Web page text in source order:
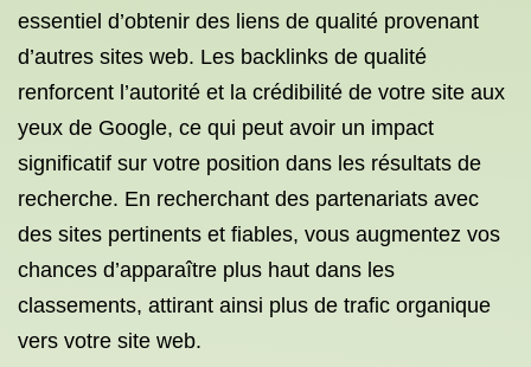
essentiel d’obtenir des liens de qualité provenant
d’autres sites web. Les backlinks de qualité
renforcent l’autorité et la crédibilité de votre site aux
yeux de Google, ce qui peut avoir un impact
significatif sur votre position dans les résultats de
recherche. En recherchant des partenariats avec
des sites pertinents et fiables, vous augmentez vos
chances d’apparaître plus haut dans les
classements, attirant ainsi plus de trafic organique
vers votre site web.